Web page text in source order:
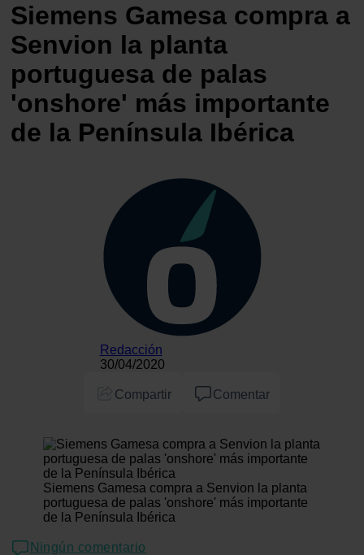
Siemens Gamesa compra a
Senvion la planta
portuguesa de palas
'onshore' más importante
de la Península Ibérica
Redacción
30/04/2020
Compartir Comentar
Siemens Gamesa compra a Senvion la planta
portuguesa de palas 'onshore' más importante
de la Península Ibérica
Ningún comentario